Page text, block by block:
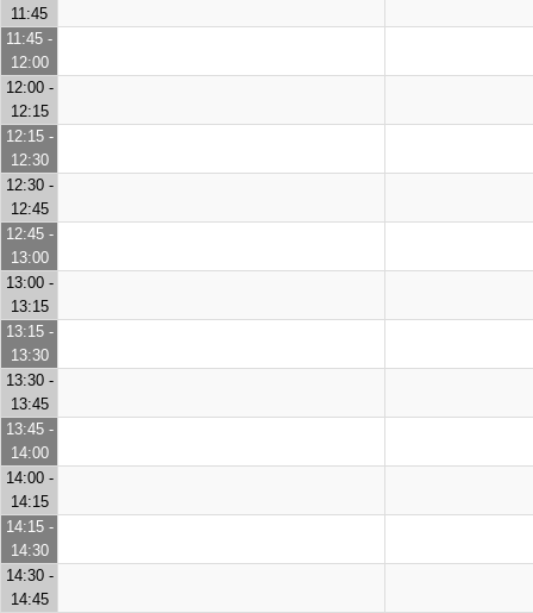
11:45
11:45 -
12:00
12:00 -
12:15
12:15 -
12:30
12:30 -
12:45
12:45 -
13:00
13:00 -
13:15
13:15 -
13:30
13:30 -
13:45
13:45 -
14:00
14:00 -
14:15
14:15 -
14:30
14:30 -
14:45